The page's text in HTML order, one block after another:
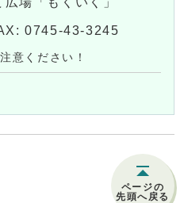
0745-43-3245
意ください！
ページの
先頭へ戻る